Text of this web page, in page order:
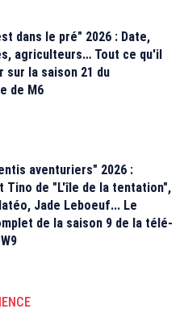
dans le pré" 2026 : Date,
agriculteurs… Tout ce qu'il
sur la saison 21 du
de M6
aventuriers" 2026 :
Tino de "L'île de la tentation",
Jade Leboeuf... Le
de la saison 9 de la télé-